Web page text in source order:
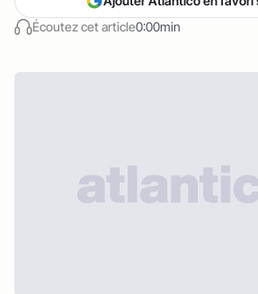
Écoutez cet article0:00min